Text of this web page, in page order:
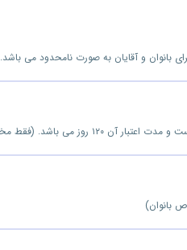
بانوان و آقایان به صورت نامحدود می باشد.